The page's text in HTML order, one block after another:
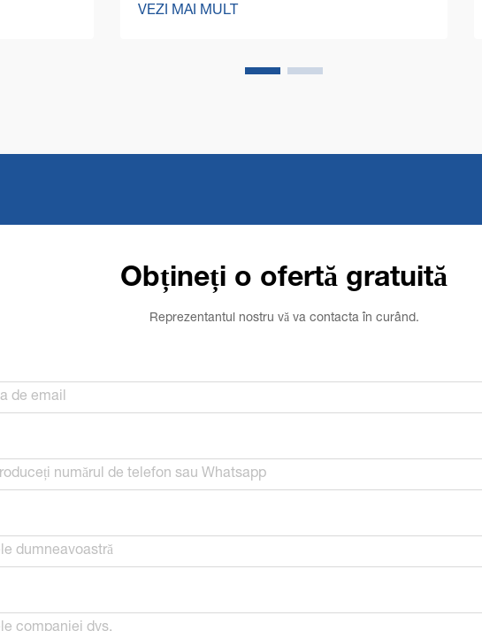
transformare dramatică în ultimii ani,
Mașinile moderne de curățare a
VEZI MAI MULT
Obțineți o ofertă gratuită
Reprezentantul nostru vă va contacta în curând.